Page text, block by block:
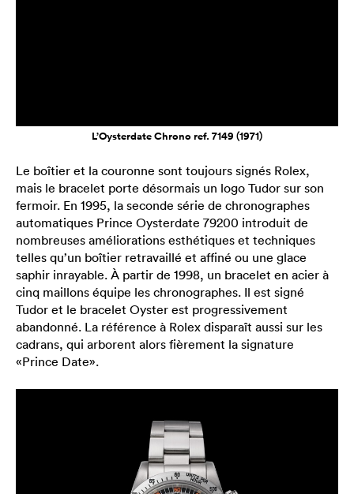
L’Oysterdate Chrono ref. 7149 (1971)
Le boîtier et la couronne sont toujours signés Rolex,
mais le bracelet porte désormais un logo Tudor sur son
fermoir. En 1995, la seconde série de chronographes
automatiques Prince Oysterdate 79200 introduit de
nombreuses améliorations esthétiques et techniques
telles qu’un boîtier retravaillé et affiné ou une glace
saphir inrayable. À partir de 1998, un bracelet en acier à
cinq maillons équipe les chronographes. Il est signé
Tudor et le bracelet Oyster est progressivement
abandonné. La référence à Rolex disparaît aussi sur les
cadrans, qui arborent alors fièrement la signature
«Prince Date».